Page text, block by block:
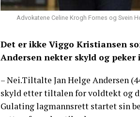
Advokatene Celine Krogh Fornes og Svein
Det er ikke Viggo Kristiansen
Andersen nekter skyld og
– Nei.Tiltalte Jan Helge Andersen
skyld etter tiltalen for voldtekt og
Gulating lagmannsrett startet sin